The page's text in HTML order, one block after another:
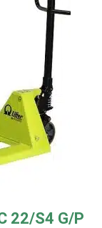
22/S4 G/P